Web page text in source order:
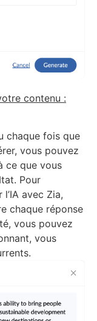
contenu :
chaque fois que
vous pouvez
ce que vous
Pour
avec Zia,
chaque réponse
vous pouvez
vous